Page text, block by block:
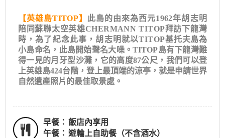
【英雄島TITOP】
此島的由來為西元1962年胡志明
陪同蘇聯太空英雄CHERMANN TITOP拜訪下龍灣
時，為了紀念此事，胡志明就以TITOP基托夫島為
小島命名，此島開始聲名大噪。TITOP島有下龍灣難
得一見的月牙型沙灘，它的高度87公尺，我們可以登
上英雄島424台階，登上最頂端的涼亭，就是申請世界
自然遺產照片的最佳取景處。
早餐： 飯店內享用
午餐： 遊輪上自助餐（不含酒水）